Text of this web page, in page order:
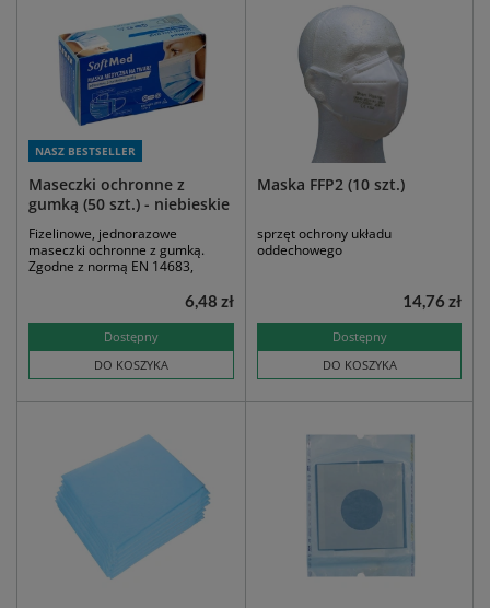
NASZ BESTSELLER
Maseczki ochronne z
gumką (50 szt.) - niebieskie
Fizelinowe, jednorazowe
maseczki ochronne z gumką.
Zgodne z normą EN 14683,
Dostępny
DO KOSZYKA
6,48 zł
Maska FFP2 (10 szt.)
sprzęt ochrony układu
oddechowego
Dostępny
DO KOSZYKA
14,76 zł